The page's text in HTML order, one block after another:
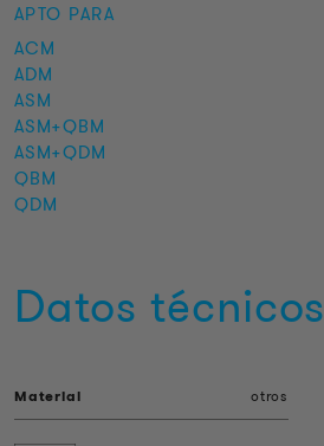
APTO PARA
ACM
ADM
ASM
ASM+QBM
ASM+QDM
QBM
QDM
Datos técnicos
Material otros